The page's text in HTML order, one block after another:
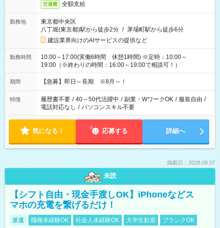
交通費 全額支給
勤務地
東京都中央区
八丁堀(東京都)駅から徒歩2分 / 茅場町駅から徒歩6分
建設業界向けのAIサービスの提供など
勤務時間
10:00～17:00(実働6時間 休憩1時間) ※定時：10:00～
19:00（※終わりの時間：16:00～19:00で相談可！）
期間 【急募】即日～長期 ※8月～！
特徴 履歴書不要 / 40～50代活躍中 / 副業・WワークOK / 服装自由 /
電話対応なし / パソコンスキル不要
気になる！ 応募する 詳細へ
掲載日：2026.08.07
未読
【シフト自由・現金手渡しOK】iPhoneなどス
マホの充電を繋げるだけ！
派遣 職種未経験OK 社会人未経験OK 大学生歓迎 ブランクOK